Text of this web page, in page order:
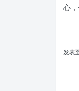
心
发表